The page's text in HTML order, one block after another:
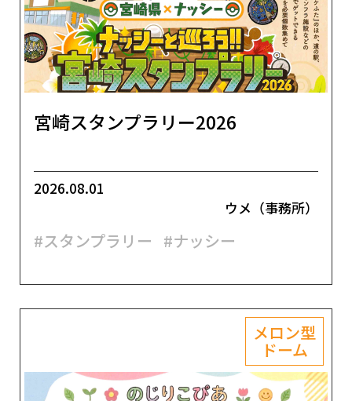
宮崎スタンプラリー2026
2026.08.01
ウメ（事務所）
#スタンプラリー #ナッシー
メロン型
ドーム